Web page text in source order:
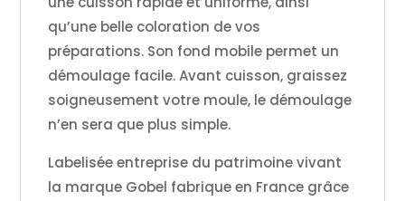
qu’une belle coloration de vos
préparations. Son fond mobile permet un
démoulage facile. Avant cuisson, graissez
soigneusement votre moule, le démoulage
n’en sera que plus simple.
Labelisée entreprise du patrimoine vivant
la marque Gobel fabrique en France grâce